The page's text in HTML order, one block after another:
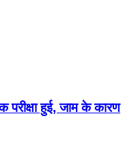
परीक्षा हुई, जाम के कारण